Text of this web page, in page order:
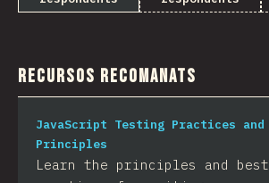
Recursos recomanats
JavaScript Testing Practices and
Principles
Learn the principles and best